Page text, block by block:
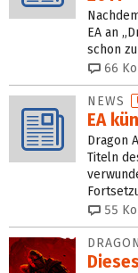
EA an
schon
66
NEWS
EA
Dragon
Titeln
55